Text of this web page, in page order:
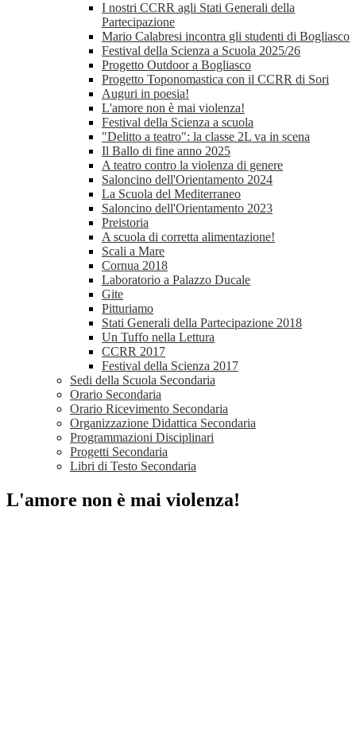
I nostri CCRR agli Stati Generali della
Partecipazione
Mario Calabresi incontra gli studenti di Bogliasco
Festival della Scienza a Scuola 2025/26
Progetto Outdoor a Bogliasco
Progetto Toponomastica con il CCRR di Sori
Auguri in poesia!
L'amore non è mai violenza!
Festival della Scienza a scuola
"Delitto a teatro": la classe 2L va in scena
Il Ballo di fine anno 2025
A teatro contro la violenza di genere
Saloncino dell'Orientamento 2024
La Scuola del Mediterraneo
Saloncino dell'Orientamento 2023
Preistoria
A scuola di corretta alimentazione!
Scali a Mare
Cornua 2018
Laboratorio a Palazzo Ducale
Gite
Pitturiamo
Stati Generali della Partecipazione 2018
Un Tuffo nella Lettura
CCRR 2017
Festival della Scienza 2017
Sedi della Scuola Secondaria
Orario Secondaria
Orario Ricevimento Secondaria
Organizzazione Didattica Secondaria
Programmazioni Disciplinari
Progetti Secondaria
Libri di Testo Secondaria
L'amore non è mai violenza!